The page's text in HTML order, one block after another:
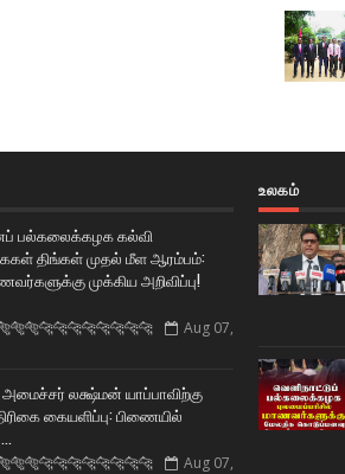
பல்கலைக்கழக கல்வி
திங்கள் முதல் மீள ஆரம்பம்:
முக்கிய அறிவிப்பு!
Aug 07,
லக்ஷ்மன் யாப்பாவிற்கு
கையளிப்பு: பிணையில்
Aug 07,
உலகம்